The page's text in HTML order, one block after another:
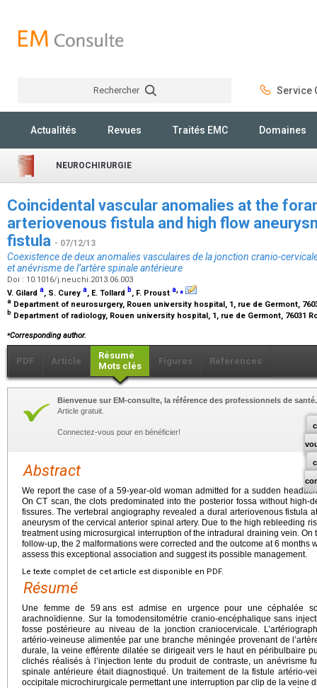
Rechercher Service
Actualités Revues Traités EMC Domaines
NEUROCHIRURGIE
Coincidental vascular anomalies at the
arteriovenous fistula and high flow
fistula - 07/12/13
Coexistence de deux anomalies vasculaires de la jonction cranio-
et anévrisme de l’artère spinale antérieure
Doi : 10.1016/j.neuchi.2013.06.003
V. Gilard a, S. Curey a, E. Tollard b, F. Proust a,⁎
a Department of neurosurgery, Rouen university hospital, 1, rue de Germont,
b Department of radiology, Rouen university hospital, 1, rue de Germont, 76031
⁎Corresponding author.
PDF Article
Résumé
Mots clés
Figures Références
Bienvenue sur EM-consulte, la référence des professionnels de santé.
Article gratuit.
Connectez-vous pour en bénéficier!
Abstract
We report the case of a 59-year-old woman admitted for a sudden
On CT scan, the clots predominated into the posterior fossa without high-
fissures. The vertebral angiography revealed a dural arteriovenous fistula
aneurysm of the cervical anterior spinal artery. Due to the high rebleeding
treatment using microsurgical interruption of the intradural draining vein.
follow-up, the 2 malformations were corrected and the outcome at 6 months
assess this exceptional association and suggest its possible management.
Le texte complet de cet article est disponible en PDF.
Résumé
Une femme de 59 ans est admise en urgence pour une céphalée
arachnoïdienne. Sur la tomodensitométrie cranio-encéphalique sans
fosse postérieure au niveau de la jonction craniocervicale.
artério-veineuse alimentée par une branche méningée provenant de
durale, la veine efférente dilatée se dirigeait vers le haut en péribulbaire
clichés réalisés à l’injection lente du produit de contraste, un anévrisme
spinale antérieure était diagnostiqué. Un traitement de la fistule artério-
occipitale microchirurgicale permettant une interruption par clip de la veine